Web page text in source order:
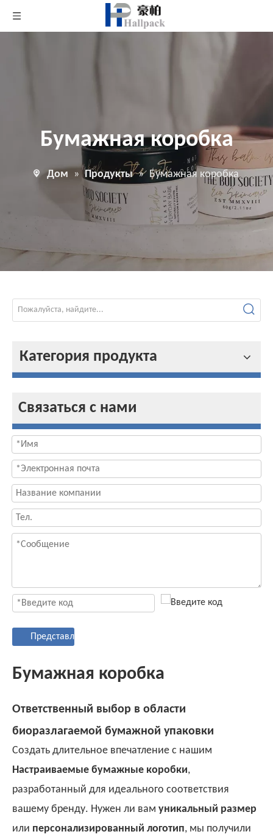
Бумажная коробка
Дом » Продукты » Бумажная коробка
Категория продукта
Связаться с нами
Представлять на рассмотрение
Бумажная коробка
Ответственный выбор в области
биоразлагаемой бумажной упаковки
Создать длительное впечатление с нашим
Настраиваемые бумажные коробки,
разработанный для идеального соответствия
вашему бренду. Нужен ли вам уникальный размер
или персонализированный логотип, мы получили